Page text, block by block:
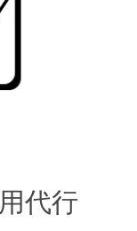
代行